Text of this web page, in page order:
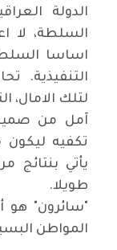
الدولة
السلطة، لا
اساسا
التنفيذية.
لتلك الامال،
آمل من
تكفيه ليكون
يأتي بنتائج
طويلا.
"سائرون" هو
المواطن